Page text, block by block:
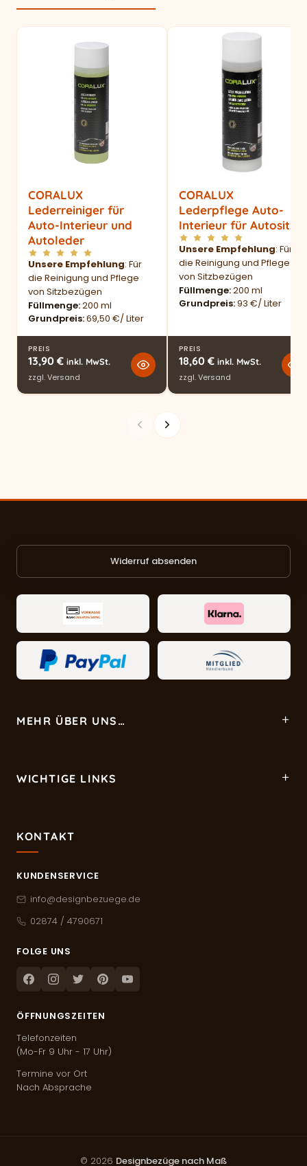
CORALUX
Lederreiniger für
Auto-Interieur und
Autoleder
Unsere Empfehlung: Für
die Reinigung und Pflege
von Sitzbezügen
Füllmenge 200 ml
Grundpreis 69,50 €/ Liter
PREIS
13,90 € inkl. MwSt.
zzgl.Versand
CORALUX
Lederpflege Auto-
Interieur für Autositze
Unsere Empfehlung: Für
die Reinigung und Pflege
von Sitzbezügen
Füllmenge 200 ml
Grundpreis 93 €/ Liter
PREIS
18,60 € inkl. MwSt.
zzgl.Versand
Widerruf absenden
MEHR ÜBER UNS…
WICHTIGE LINKS
KONTAKT
KUNDENSERVICE
info@designbezuege.de
02874 / 4790671
FOLGE UNS
FacebookInstagram
TwitterPinterestYoutube
ÖFFNUNGSZEITEN
Telefonzeiten
(Mo-Fr 9 Uhr - 17 Uhr)
Termine vor Ort
Nach Absprache
© 2026 Designbezüge nach Maß